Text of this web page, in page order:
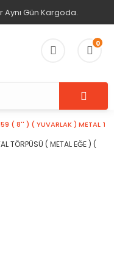
Gün Kargoda.
0
( 8'' ) ( YUVARLAK ) METAL